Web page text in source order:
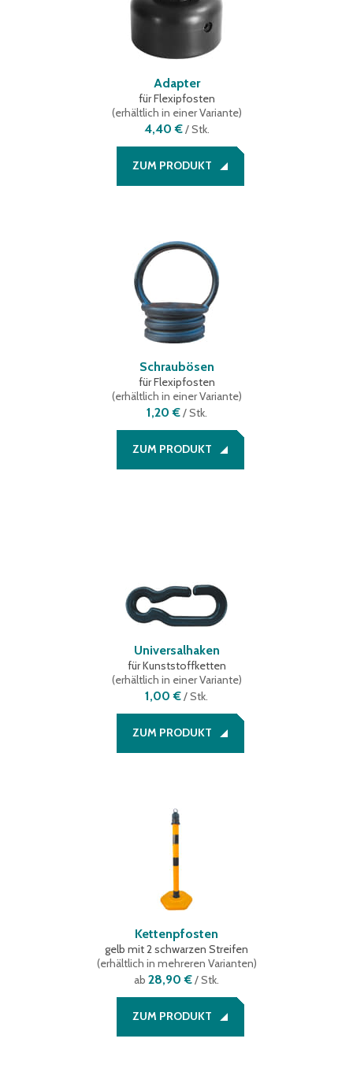
Adapter
für Flexipfosten
(erhältlich in einer Variante)
4,40 €/Stk.
ZUM PRODUKT
Schraubösen
für Flexipfosten
(erhältlich in einer Variante)
1,20 €/Stk.
ZUM PRODUKT
Universalhaken
für Kunststoffketten
(erhältlich in einer Variante)
1,00 €/Stk.
ZUM PRODUKT
Kettenpfosten
gelb mit 2 schwarzen Streifen
(erhältlich in mehreren Varianten)
ab 28,90 €/ Stk.
ZUM PRODUKT